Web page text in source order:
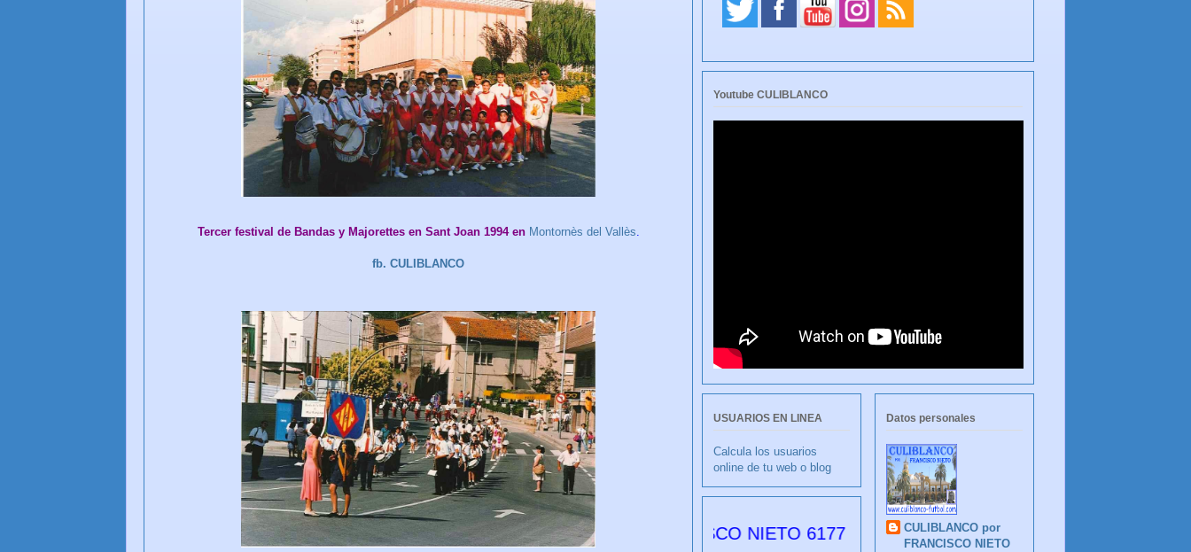
Tercer festival de Bandas y Majorettes en Sant Joan 1994 en Montornès del Vallès
fb. CULIBLANCO
Youtube CULIBLANCO
USUARIOS EN LINEA
Calcula los usuarios
online de tu web o blog
CULIBLANCO por FRANCISCO NIETO 6177 días desde su creación
Datos personales
CULIBLANCO por
FRANCISCO NIETO